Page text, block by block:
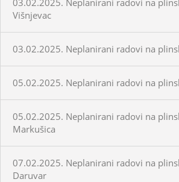
Višnjevac
03.02.2025. Neplanirani radovi na
05.02.2025. Neplanirani radovi na
05.02.2025. Neplanirani radovi na
Markušica
07.02.2025. Neplanirani radovi na
Daruvar